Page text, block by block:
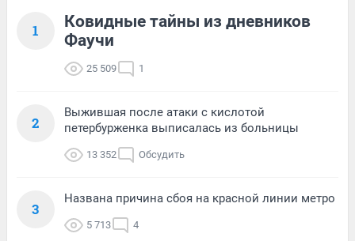
1
Ковидные тайны из дневников
Фаучи
25 509 1
2
Выжившая после атаки с кислотой
петербурженка выписалась из больницы
13 352 Обсудить
3
Названа причина сбоя на красной линии метро
5 713 4